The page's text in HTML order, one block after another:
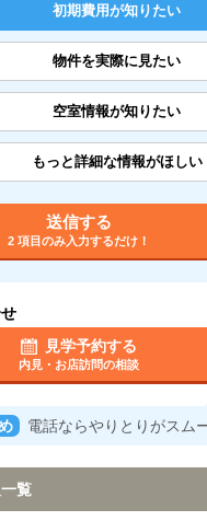
初期費用が知りたい
物件を実際に見たい
空室情報が知りたい
もっと詳細な情報がほしい
送信する
2 項目のみ入力するだけ！
見学予約する
内見・お店訪問の相談
電話ならやりとりがスム
覧